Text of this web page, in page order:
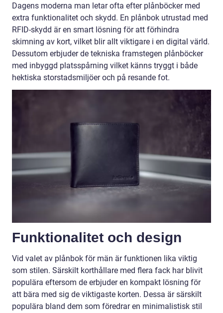
Dagens moderna man letar ofta efter plånböcker med
extra funktionalitet och skydd. En plånbok utrustad med
RFID-skydd är en smart lösning för att förhindra
skimning av kort, vilket blir allt viktigare i en digital värld.
Dessutom erbjuder de tekniska framstegen plånböcker
med inbyggd platsspårning vilket känns tryggt i både
hektiska storstadsmiljöer och på resande fot.
Funktionalitet och design
Vid valet av plånbok för män är funktionen lika viktig
som stilen. Särskilt korthållare med flera fack har blivit
populära eftersom de erbjuder en kompakt lösning för
att bära med sig de viktigaste korten. Dessa är särskilt
populära bland dem som föredrar en minimalistisk stil